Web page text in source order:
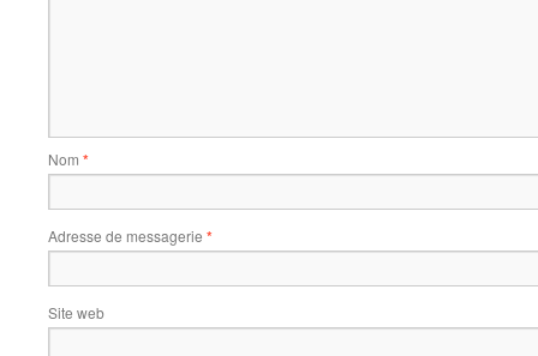
Nom *
Adresse de messagerie *
Site web